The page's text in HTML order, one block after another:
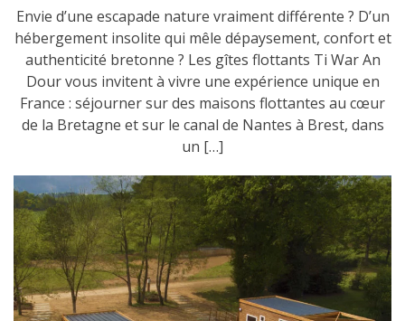
Envie d’une escapade nature vraiment différente ? D’un
hébergement insolite qui mêle dépaysement, confort et
authenticité bretonne ? Les gîtes flottants Ti War An
Dour vous invitent à vivre une expérience unique en
France : séjourner sur des maisons flottantes au cœur
de la Bretagne et sur le canal de Nantes à Brest, dans
un […]